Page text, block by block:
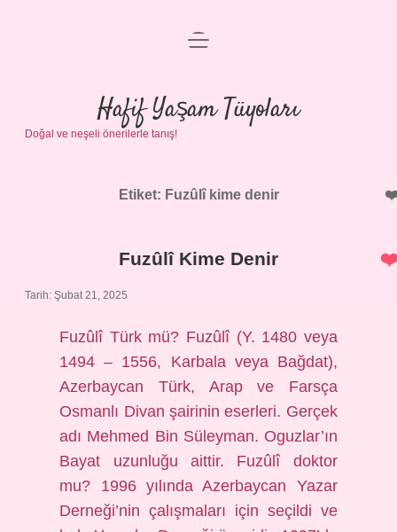
Anasayfa
Gizlilik Politikası
Yasal Uyarı
menüyü
Hafif Yaşam Tüyoları
Doğal ve neşeli önerilerle tanış!
Etiket: Fuzûlî kime denir
Fuzûlî Kime Denir
Tarih: Şubat 21, 2025
Fuzûlî Türk mü? Fuzûlî (Y. 1480 veya
1494 – 1556, Karbala veya Bağdat),
Azerbaycan Türk, Arap ve Farsça
Osmanlı Divan şairinin eserleri. Gerçek
adı Mehmed Bin Süleyman. Oguzlar’ın
Bayat uzunluğu aittir. Fuzûlî doktor
mu? 1996 yılında Azerbaycan Yazar
Derneği’nin çalışmaları için seçildi ve